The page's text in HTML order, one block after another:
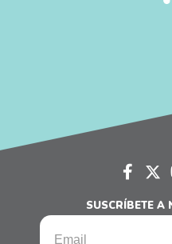
SUSCRÍBETE A